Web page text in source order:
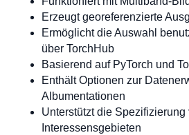
Erzeugt georeferenzierte
Ermöglicht die Auswahl
über TorchHub
Basierend auf PyTorch und
Enthält Optionen zur
Albumentationen
Unterstützt die Spezifizierung
Interessensgebieten